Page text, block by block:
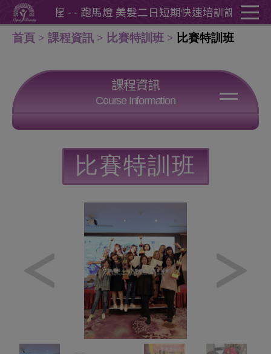
培訓課程 - - 跑馬燈 美髮二日短期快速培訓課程 -- 跑
首頁 課程資訊 比賽特訓班 比賽特訓班
課程資訊
Course Information
比賽特訓班
比賽特訓班
Cookie管理面板